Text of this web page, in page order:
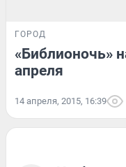
ГОРОД
«Библионочь»
апреля
14 апреля, 2015, 16:39